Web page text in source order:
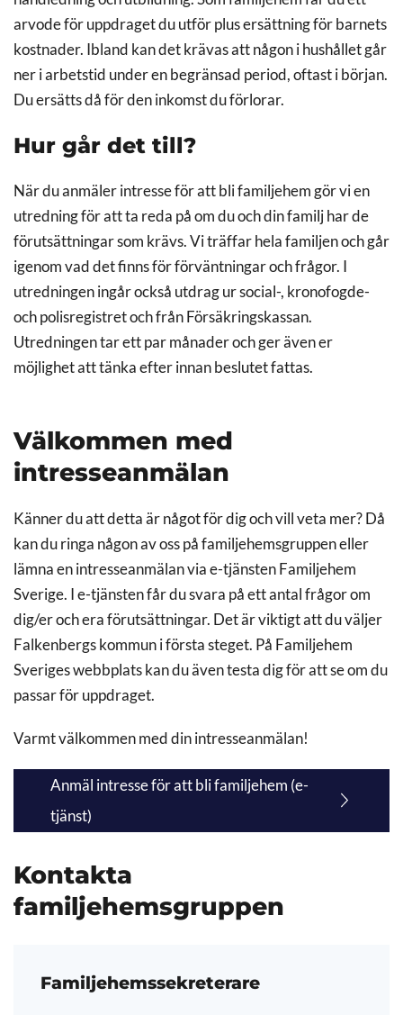
arvode för uppdraget du utför plus ersättning för barnets
kostnader. Ibland kan det krävas att någon i hushållet går
ner i arbetstid under en begränsad period, oftast i början.
Du ersätts då för den inkomst du förlorar.
Hur går det till?
När du anmäler intresse för att bli familjehem gör vi en
utredning för att ta reda på om du och din familj har de
förutsättningar som krävs. Vi träffar hela familjen och går
igenom vad det finns för förväntningar och frågor. I
utredningen ingår också utdrag ur social-, kronofogde-
och polisregistret och från Försäkringskassan.
Utredningen tar ett par månader och ger även er
möjlighet att tänka efter innan beslutet fattas.
Välkommen med
intresseanmälan
Känner du att detta är något för dig och vill veta mer? Då
kan du ringa någon av oss på familjehemsgruppen eller
lämna en intresseanmälan via e-tjänsten Familjehem
Sverige. I e-tjänsten får du svara på ett antal frågor om
dig/er och era förutsättningar. Det är viktigt att du väljer
Falkenbergs kommun i första steget. På Familjehem
Sveriges webbplats kan du även testa dig för att se om du
passar för uppdraget.
Varmt välkommen med din intresseanmälan!
Anmäl intresse för att bli familjehem (e-
tjänst)
Kontakta
familjehemsgruppen
Familjehemssekreterare